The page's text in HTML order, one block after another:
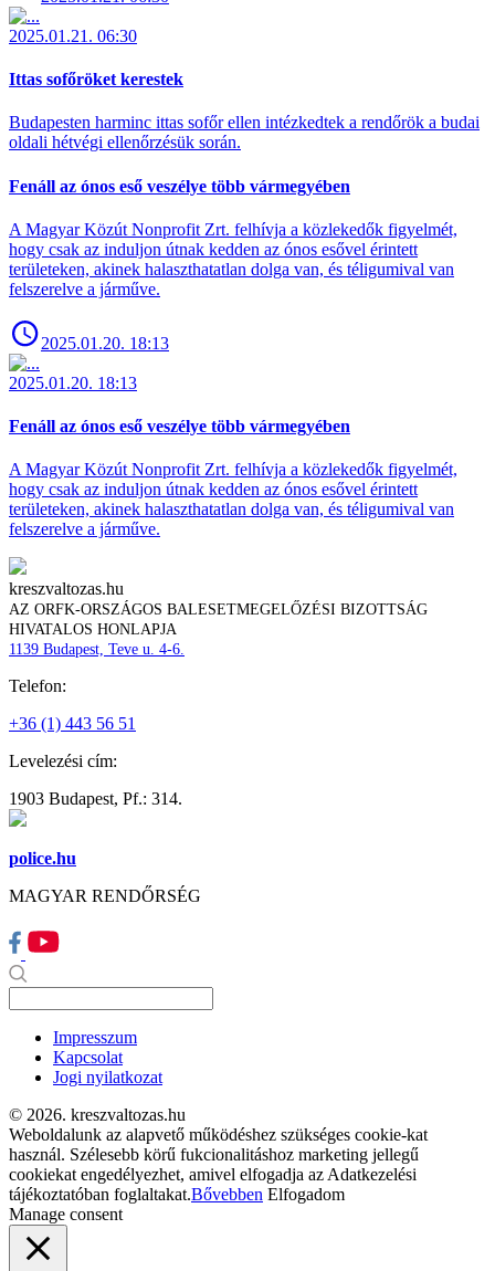
2025.01.21. 06:30
Ittas sofőröket kerestek
Budapesten harminc ittas sofőr ellen intézkedtek a rendőrök a budai
oldali hétvégi ellenőrzésük során.
Fenáll az ónos eső veszélye több vármegyében
A Magyar Közút Nonprofit Zrt. felhívja a közlekedők figyelmét,
hogy csak az induljon útnak kedden az ónos esővel érintett
területeken, akinek halaszthatatlan dolga van, és téligumival van
felszerelve a járműve.
2025.01.20. 18:13
2025.01.20. 18:13
Fenáll az ónos eső veszélye több vármegyében
A Magyar Közút Nonprofit Zrt. felhívja a közlekedők figyelmét,
hogy csak az induljon útnak kedden az ónos esővel érintett
területeken, akinek halaszthatatlan dolga van, és téligumival van
felszerelve a járműve.
kreszvaltozas.hu
AZ ORFK-ORSZÁGOS BALESETMEGELŐZÉSI BIZOTTSÁG
HIVATALOS HONLAPJA
1139 Budapest, Teve u. 4-6.
Telefon:
+36 (1) 443 56 51
Levelezési cím:
1903 Budapest, Pf.: 314.
police.hu
MAGYAR RENDŐRSÉG
Impresszum
Kapcsolat
Jogi nyilatkozat
© 2026. kreszvaltozas.hu
Weboldalunk az alapvető működéshez szükséges cookie-kat
használ. Szélesebb körű fukcionalitáshoz marketing jellegű
cookiekat engedélyezhet, amivel elfogadja az Adatkezelési
tájékoztatóban foglaltakat.Bővebben Elfogadom
Manage consent